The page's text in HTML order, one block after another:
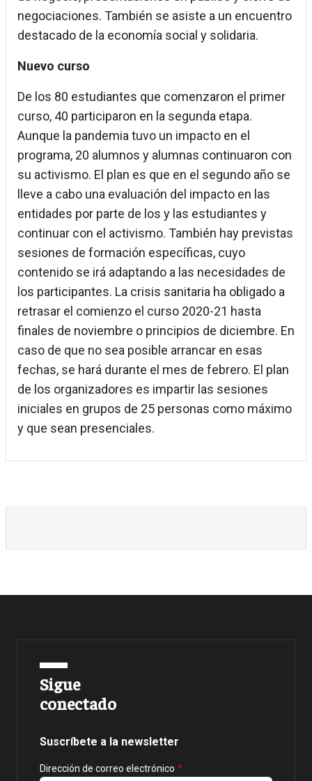
negociaciones. También se asiste a un encuentro
destacado de la economía social y solidaria.
Nuevo curso
De los 80 estudiantes que comenzaron el primer
curso, 40 participaron en la segunda etapa.
Aunque la pandemia tuvo un impacto en el
programa, 20 alumnos y alumnas continuaron con
su activismo. El plan es que en el segundo año se
lleve a cabo una evaluación del impacto en las
entidades por parte de los y las estudiantes y
continuar con el activismo. También hay previstas
sesiones de formación específicas, cuyo
contenido se irá adaptando a las necesidades de
los participantes. La crisis sanitaria ha obligado a
retrasar el comienzo el curso 2020-21 hasta
finales de noviembre o principios de diciembre. En
caso de que no sea posible arrancar en esas
fechas, se hará durante el mes de febrero. El plan
de los organizadores es impartir las sesiones
iniciales en grupos de 25 personas como máximo
y que sean presenciales.
Sigue
conectado
Suscríbete a la newsletter
Dirección de correo electrónico